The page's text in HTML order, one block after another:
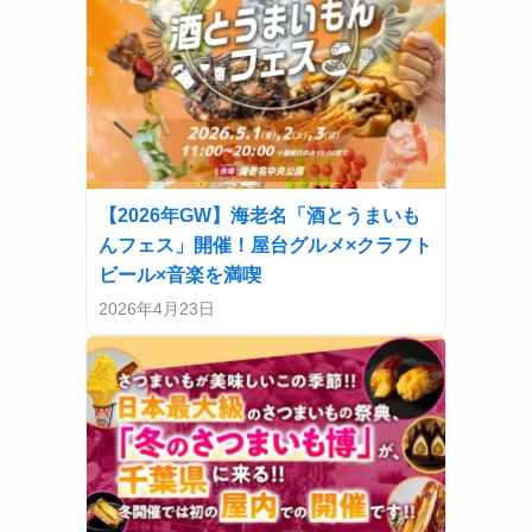
【2026年GW】海老名「酒とうまいも
んフェス」開催！屋台グルメ×クラフト
ビール×音楽を満喫
2026年4月23日